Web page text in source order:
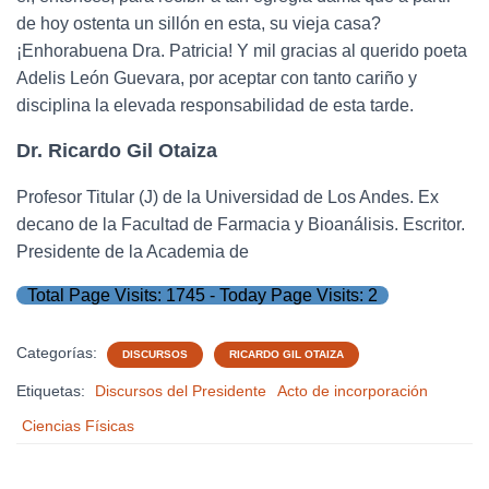
de hoy ostenta un sillón en esta, su vieja casa?
¡Enhorabuena Dra. Patricia! Y mil gracias al querido poeta
Adelis León Guevara, por aceptar con tanto cariño y
disciplina la elevada responsabilidad de esta tarde.
Dr. Ricardo Gil Otaiza
Profesor Titular (J) de la Universidad de Los Andes. Ex
decano de la Facultad de Farmacia y Bioanálisis. Escritor.
Presidente de la Academia de
Total Page Visits: 1745 - Today Page Visits: 2
Categorías: DISCURSOS RICARDO GIL OTAIZA
Etiquetas: Discursos del Presidente
Acto de incorporación
Ciencias Físicas